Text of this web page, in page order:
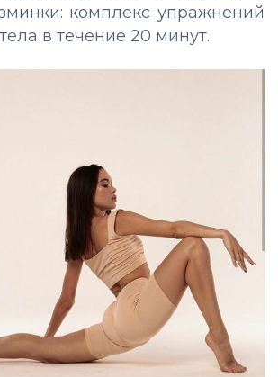
комплекс упражнений
в течение 20 минут.